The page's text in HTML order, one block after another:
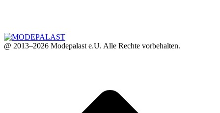
@ 2013–2026 Modepalast e.U. Alle Rechte vorbehalten.